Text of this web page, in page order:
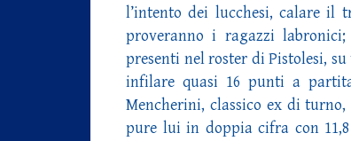
l’intento dei lucchesi, calare il
proveranno i ragazzi
presenti nel roster di Pistolesi,
infilare quasi 16 punti a
Mencherini, classico ex di
pure lui in doppia cifra con